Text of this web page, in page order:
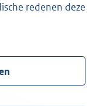
redenen deze